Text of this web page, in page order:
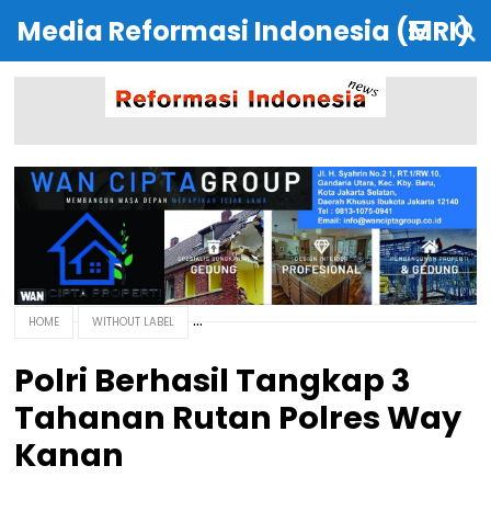
Media Reformasi Indonesia (MRI)
HOME WITHOUT LABEL
Polri Berhasil Tangkap 3
Tahanan Rutan Polres Way
Kanan